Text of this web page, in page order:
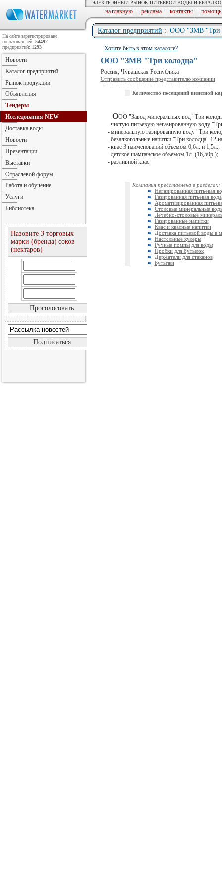
ЭЛЕКТРОННЫЙ РЫНОК ПИТЬЕВОЙ ВОДЫ И
на главную | реклама | контакты | помощь
Каталог предприятий :: ООО "ЗМВ "Три
Хотите быть в этом каталоге?
ООО "ЗМВ "Три колодца"
Россия, Чувашская Республика
Отправить сообщение представителю компании
Количество посещений визитной
ООО "Завод минеральных вод "Три
- чистую питьевую негазированную воду
- минеральную газированную воду "Три
- безалкогольные напитки "Три колодца" 12
- квас 3 наименований объемом 0,6л. и 1,5л.;
- детское шампанское объемом 1л. (16,50р.);
- разливной квас.
Компания представлена в разделах:
Негазированная питьевая
Газированная питьевая вода
Ароматизированная
Столовые минеральные
Лечебно-столовые
Газированные напитки
Квас и квасные напитки
Доставка питьевой воды в
Настольные кулеры
Ручные помпы для воды
Пробки для бутылок
Держатели для стаканов
Бутылки
На сайте зарегистрировано
пользователей: 54492
предприятий: 1293
Новости
Каталог предприятий
Рынок продукции
Объявления
Тендеры
Исследования NEW
Доставка воды
Новости
Презентации
Выставки
Отраслевой форум
Работа и обучение
Услуги
Библиотека
Назовите 3 торговых
марки (бренда) соков
(нектаров)